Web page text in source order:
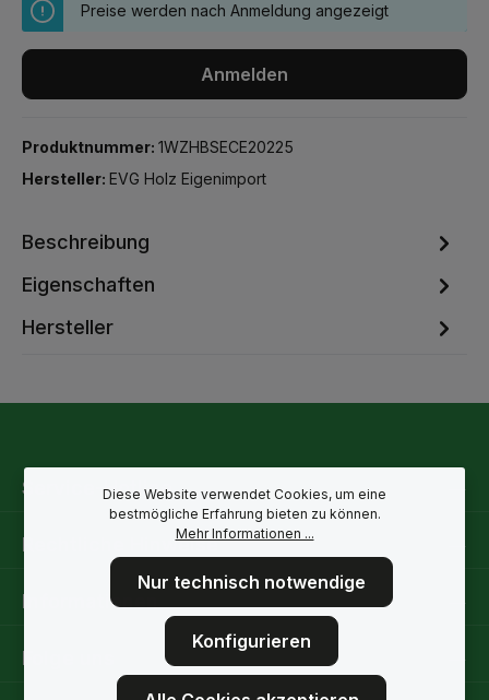
Preise werden nach Anmeldung angezeigt
Anmelden
Produktnummer: 1WZHBSECE20225
Hersteller: EVG Holz Eigenimport
Beschreibung
Eigenschaften
Hersteller
Service-Hotline
Rechtliche Hinweise
Informationen
Folge uns
Diese Website verwendet Cookies, um eine
bestmögliche Erfahrung bieten zu können.
Mehr Informationen ...
Nur technisch notwendige
Konfigurieren